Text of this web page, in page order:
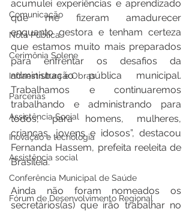
Comunicação
Nota Pública
Cerimônia Solene
Infraestrutura e Obras
Parcerias
Assistência Social
Inovação e tecnologia
Assistência social
Conferência Municipal de Saúde
Fórum de Desenvolvimento Regional
acumulei experiências e aprendizado
que me fizeram amadurecer
enquanto gestora e tenham certeza
que estamos muito mais preparados
para enfrentar os desafios da
administração pública municipal.
Trabalhamos e continuaremos
trabalhando e administrando para
todos, para homens, mulheres,
crianças, jovens e idosos”, destacou
Fernanda Hassem, prefeita reeleita de
Brasileia.
Ainda não foram nomeados os
secretários(as) que irão trabalhar no